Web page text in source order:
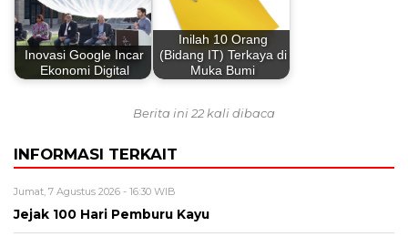
Inovasi Google Incar
Ekonomi Digital
Inilah 10 Orang
(Bidang IT) Terkaya di
Muka Bumi
Berita ini 22 kali dibaca
INFORMASI TERKAIT
Jumat, 7 Agustus 2026 - 16:30 WIB
Jejak 100 Hari Pemburu Kayu